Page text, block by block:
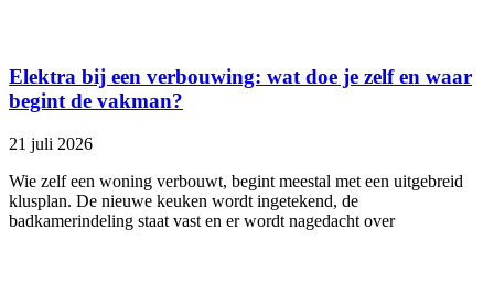
Elektra bij een verbouwing: wat doe je zelf en waar
begint de vakman?
21 juli 2026
Wie zelf een woning verbouwt, begint meestal met een uitgebreid
klusplan. De nieuwe keuken wordt ingetekend, de
badkamerindeling staat vast en er wordt nagedacht over